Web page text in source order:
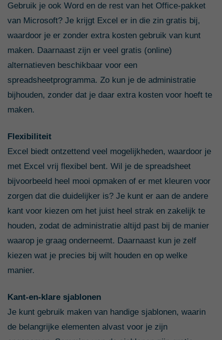
Gebruik je ook Word en de rest van het Office-pakket
van Microsoft? Je krijgt Excel er in die zin gratis bij,
waardoor je er zonder extra kosten gebruik van kunt
maken. Daarnaast zijn er veel gratis (online)
alternatieven beschikbaar voor een
spreadsheetprogramma. Zo kun je de administratie
bijhouden, zonder dat je daar extra kosten voor hoeft te
maken.
Flexibiliteit
Excel biedt ontzettend veel mogelijkheden, waardoor je
met Excel vrij flexibel bent. Wil je de spreadsheet
bijvoorbeeld heel mooi opmaken of er met kleuren voor
zorgen dat die duidelijker is? Je kunt er aan de andere
kant voor kiezen om het juist heel strak en zakelijk te
houden, zodat de administratie altijd past bij de manier
waarop je graag onderneemt. Daarnaast kun je zelf
kiezen wat je precies bij wilt houden en op welke
manier.
Kant-en-klare sjablonen
Je kunt gebruik maken van handige sjablonen, waarin
de belangrijke elementen alvast voor je zijn